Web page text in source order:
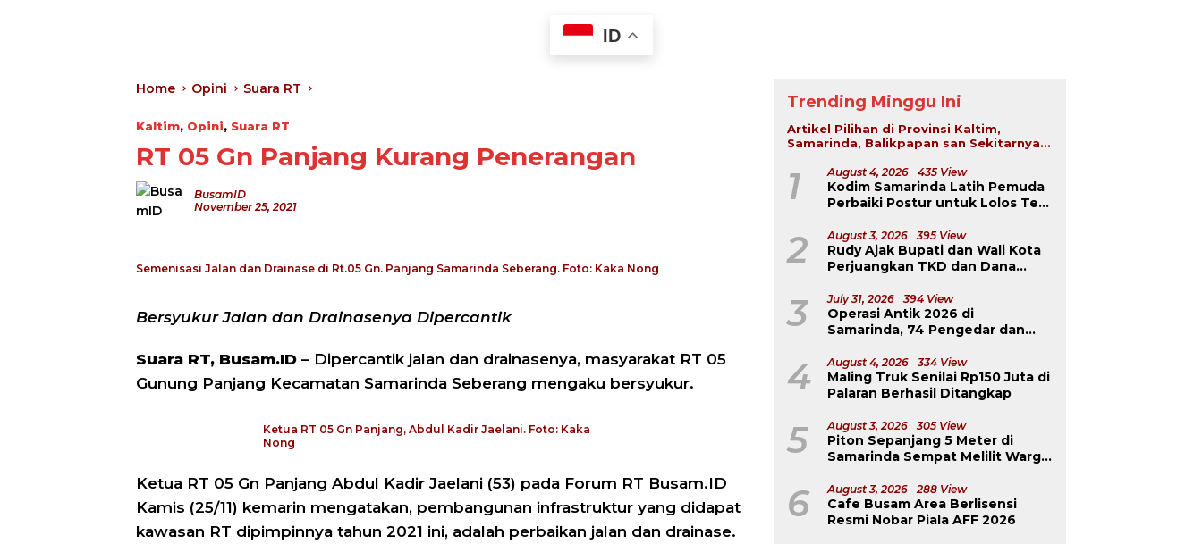
ID
Home Opini Suara RT
Kaltim, Opini, Suara RT
RT 05 Gn Panjang Kurang Penerangan
BusamID
November 25, 2021
Semenisasi Jalan dan Drainase di Rt.05 Gn. Panjang Samarinda Seberang. Foto: Kaka Nong
Bersyukur Jalan dan Drainasenya Dipercantik
Suara RT, Busam.ID – Dipercantik jalan dan drainasenya, masyarakat RT 05
Gunung Panjang Kecamatan Samarinda Seberang mengaku bersyukur.
Ketua RT 05 Gn Panjang, Abdul Kadir Jaelani. Foto: Kaka
Nong
Ketua RT 05 Gn Panjang Abdul Kadir Jaelani (53) pada Forum RT Busam.ID
Kamis (25/11) kemarin mengatakan, pembangunan infrastruktur yang didapat
kawasan RT dipimpinnya tahun 2021 ini, adalah perbaikan jalan dan drainase.
Trending Minggu Ini
Artikel Pilihan di Provinsi Kaltim,
Samarinda, Balikpapan san Sekitarnya...
1 August 4, 2026 435 View
Kodim Samarinda Latih Pemuda
Perbaiki Postur untuk Lolos Tes
2 August 3, 2026 395 View
Rudy Ajak Bupati dan Wali Kota
Perjuangkan TKD dan Dana
3 July 31, 2026 394 View
Operasi Antik 2026 di
Samarinda, 74 Pengedar dan
4 August 4, 2026 334 View
Maling Truk Senilai Rp150 Juta di
Palaran Berhasil Ditangkap
5 August 3, 2026 305 View
Piton Sepanjang 5 Meter di
Samarinda Sempat Melilit Warga
6 August 3, 2026 288 View
Cafe Busam Area Berlisensi
Resmi Nobar Piala AFF 2026